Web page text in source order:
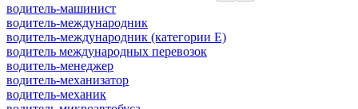
водитель-машинист
водитель-международник
водитель-международник (категории Е)
водитель международных перевозок
водитель-менеджер
водитель-механизатор
водитель-механик